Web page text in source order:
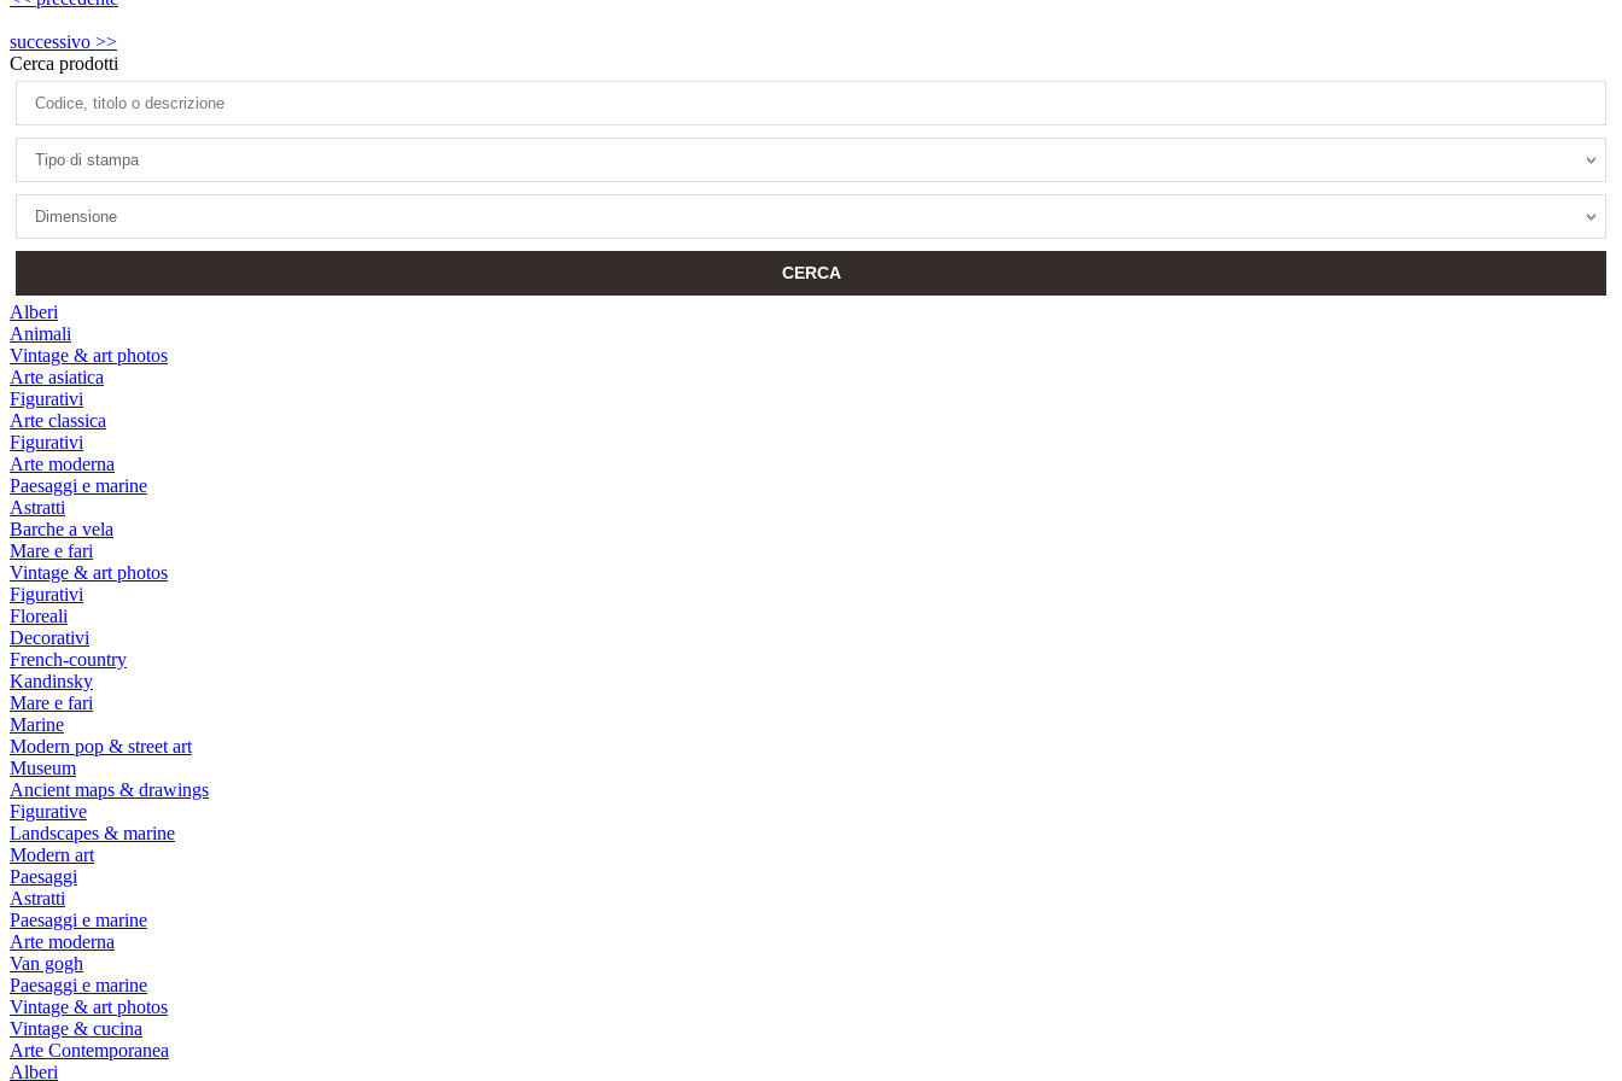
successivo >>
Cerca prodotti
Alberi
Animali
Vintage & art photos
Arte asiatica
Figurativi
Arte classica
Figurativi
Arte moderna
Paesaggi e marine
Astratti
Barche a vela
Mare e fari
Vintage & art photos
Figurativi
Floreali
Decorativi
French-country
Kandinsky
Mare e fari
Marine
Modern pop & street art
Museum
Ancient maps & drawings
Figurative
Landscapes & marine
Modern art
Paesaggi
Astratti
Paesaggi e marine
Arte moderna
Van gogh
Paesaggi e marine
Vintage & art photos
Vintage & cucina
Arte Contemporanea
Alberi